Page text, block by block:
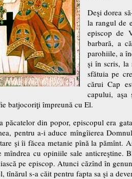
Deşi dorea
la rangul de
episcop de
barbară, a
parohiile, a
şi în scris, la
sfătuia pe
cărui Cap
capului,
batjocoriţi împreună cu El.
din popor, episcopul era
pentru a-i aduce mîngîierea
şi îi făcea metanie pînă la
cu opiniile sale anticreştine.
pe episcop. Atunci căzînd în
tînărul s-a căit pentru fapta sa şi a